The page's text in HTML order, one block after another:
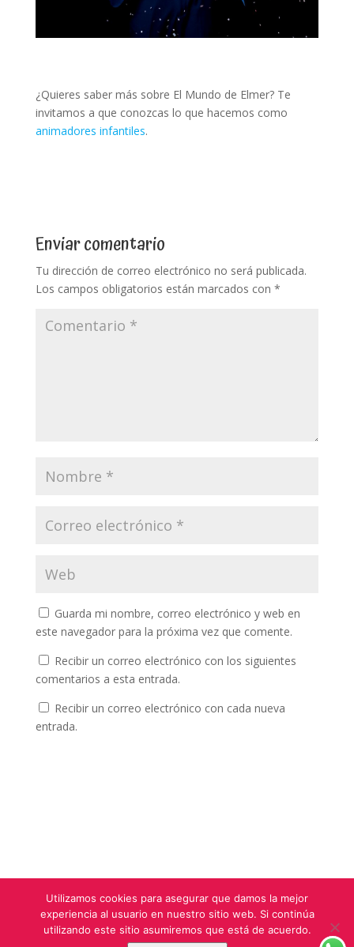
¿Quieres saber más sobre El Mundo de Elmer? Te
invitamos a que conozcas lo que hacemos como
animadores infantiles.
Enviar comentario
Tu dirección de correo electrónico no será publicada.
Los campos obligatorios están marcados con *
Guarda mi nombre, correo electrónico y web en
este navegador para la próxima vez que comente.
Recibir un correo electrónico con los siguientes
comentarios a esta entrada.
Recibir un correo electrónico con cada nueva
entrada.
El Mundo de Elmer © Todos Los Derechos
Utilizamos cookies para asegurar que damos la mejor
experiencia al usuario en nuestro sitio web. Si continúa
utilizando este sitio asumiremos que está de acuerdo.